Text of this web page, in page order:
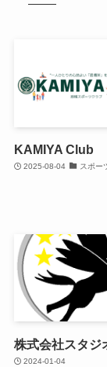
KAMIYA Club
2025-08-04 スポー
株式会社スタジ
2024-01-04